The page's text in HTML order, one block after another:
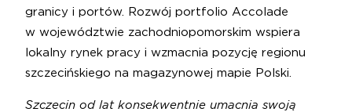
granicy i portów. Rozwój portfolio Accolade
w województwie zachodniopomorskim wspiera
lokalny rynek pracy i wzmacnia pozycję regionu
szczecińskiego na magazynowej mapie Polski.
Szczecin od lat konsekwentnie umacnia swoją